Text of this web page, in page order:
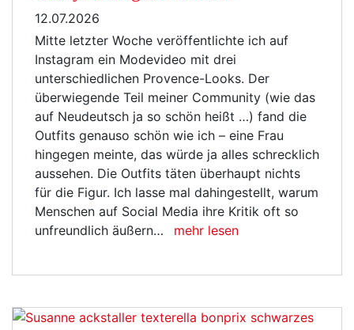
12.07.2026
Mitte letzter Woche veröffentlichte ich auf
Instagram ein Modevideo mit drei
unterschiedlichen Provence-Looks. Der
überwiegende Teil meiner Community (wie das
auf Neudeutsch ja so schön heißt …) fand die
Outfits genauso schön wie ich – eine Frau
hingegen meinte, das würde ja alles schrecklich
aussehen. Die Outfits täten überhaupt nichts
für die Figur. Ich lasse mal dahingestellt, warum
Menschen auf Social Media ihre Kritik oft so
unfreundlich äußern…
mehr lesen